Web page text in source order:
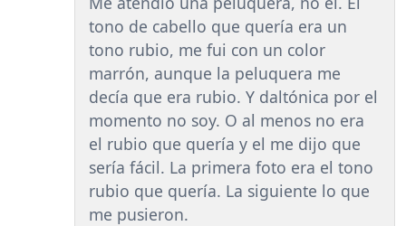
tono de cabello que quería era un
tono rubio, me fui con un color
marrón, aunque la peluquera me
decía que era rubio. Y daltónica por el
momento no soy. O al menos no era
el rubio que quería y el me dijo que
sería fácil. La primera foto era el tono
rubio que quería. La siguiente lo que
me pusieron.